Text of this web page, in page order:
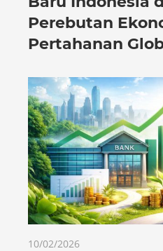
Perebutan
Pertahanan
10/02/2026